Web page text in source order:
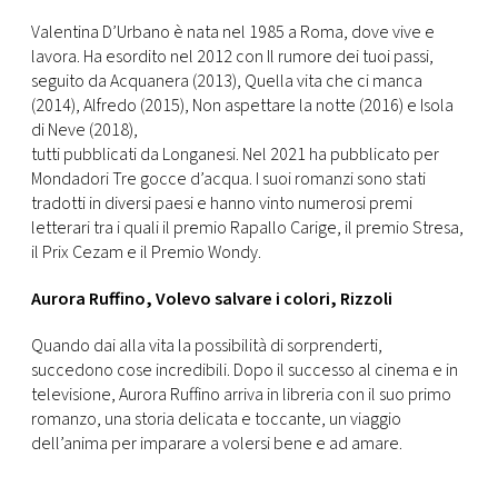
Valentina D’Urbano è nata nel 1985 a Roma, dove vive e
lavora. Ha esordito nel 2012 con Il rumore dei tuoi passi,
seguito da Acquanera (2013), Quella vita che ci manca
(2014), Alfredo (2015), Non aspettare la notte (2016) e Isola
di Neve (2018),
tutti pubblicati da Longanesi. Nel 2021 ha pubblicato per
Mondadori Tre gocce d’acqua. I suoi romanzi sono stati
tradotti in diversi paesi e hanno vinto numerosi premi
letterari tra i quali il premio Rapallo Carige, il premio Stresa,
il Prix Cezam e il Premio Wondy.
Aurora Ruffino, Volevo salvare i colori, Rizzoli
Quando dai alla vita la possibilità di sorprenderti,
succedono cose incredibili. Dopo il successo al cinema e in
televisione, Aurora Ruffino arriva in libreria con il suo primo
romanzo, una storia delicata e toccante, un viaggio
dell’anima per imparare a volersi bene e ad amare.